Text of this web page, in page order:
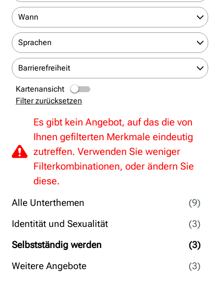
Alle Unterthemen
(9)
Identität und Sexualität
(3)
Selbstständig werden
(3)
Weitere Angebote
(3)
Wann
Sprachen
Barrierefreiheit
Kartenansicht
Filter zurücksetzen
Es gibt kein Angebot, auf das die von
Ihnen gefilterten Merkmale eindeutig
zutreffen. Verwenden Sie weniger
Filterkombinationen, oder ändern Sie
diese.